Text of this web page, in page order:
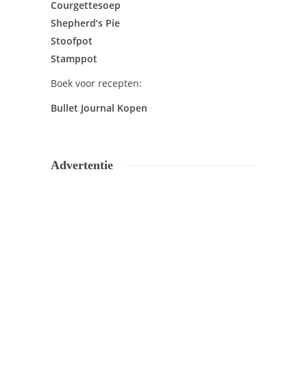
Courgettesoep
Shepherd’s Pie
Stoofpot
Stamppot
Boek voor recepten:
Bullet Journal Kopen
Advertentie